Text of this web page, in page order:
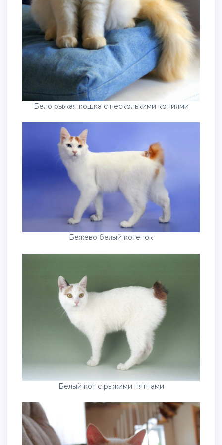
Бело рыжая кошка с несколькими копиями
Бежево белый котенок
Белый кот с рыжими пятнами